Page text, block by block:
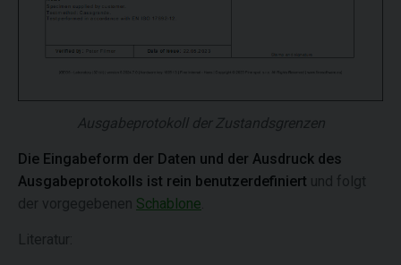
Ausgabeprotokoll der Zustandsgrenzen
Die Eingabeform der Daten und der Ausdruck des
Ausgabeprotokolls ist rein benutzerdefiniert und folgt
der vorgegebenen Schablone
Literatur: